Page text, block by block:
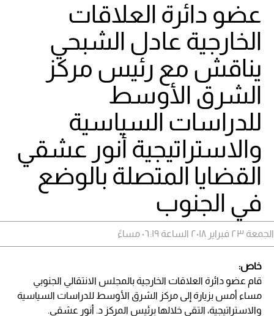
عضو دائرة العلاقات
الخارجية عادل الشبحي
يناقش مع رئيس مركز
الشرق الأوسط
للدراسات السياسية
والاستراتيجية أنور عشقي
القضايا المتصلة بالوضع
في الجنوب
الجمعة ٢٣ فبراير ٢٠١٨ الساعة ٠٦:١٩ مساءً
خاص:
قام عضو دائرة العلاقات الخارجية بالمجلس الانتقالي الجنوبي
مساء أمس بزيارة إلى مركز الشرق الأوسط للدراسات السياسية
والاستراتيجية، التقى خلالها برئيس المركز د. أنور عشقي.